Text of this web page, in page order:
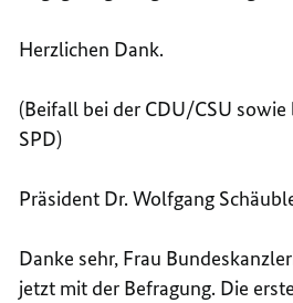
Herzlichen Dank.
(Beifall bei der CDU/CSU
SPD)
Präsident Dr. Wolfgang
Danke sehr, Frau
jetzt mit der Befragung. Die